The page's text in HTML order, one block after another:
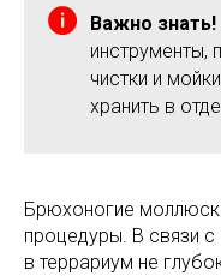
Важно знать!
инструменты,
чистки и
хранить в
Брюхоногие
процедуры. В связи с
в террариум не